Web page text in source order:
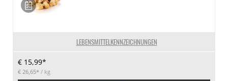
LEBENSMITTELKENNZEICHNUNGEN
€ 15,99*
€ 26,65* / kg